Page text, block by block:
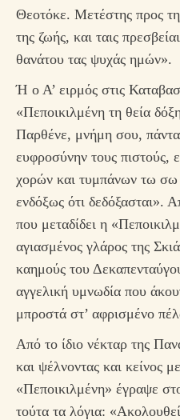
Θεοτόκε. Μετέστης προς
της ζωής, και ταις
θανάτου τας ψυχάς ημών».
Ή ο Α’ ειρμός στις
«Πεποικιλμένη τη θεία
Παρθένε, μνήμη σου,
ευφροσύνην τους πιστούς,
χορών και τυμπάνων τω σω
ενδόξως ότι δεδόξασται».
που μεταδίδει η
αγιασμένος γλάρος της
καημούς του
αγγελική υμνωδία που
μπροστά στ’ αφρισμένο
Από το ίδιο νέκταρ της
και ψέλνοντας και κείνος
«Πεποικιλμένη» έγραψε
τούτα τα λόγια: